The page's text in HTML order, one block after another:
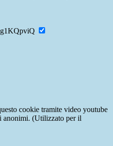
cookie tramite video youtube
anonimi. (Utilizzato per il